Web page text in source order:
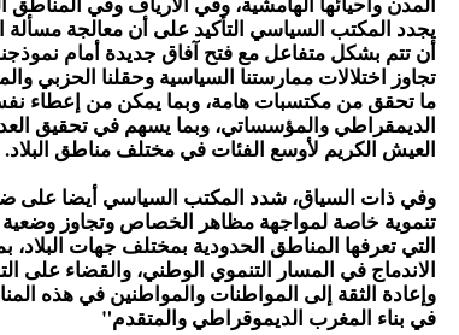
يجدد المكتب السياسي التأكيد على أن معالجة مسألة
أن تتم بشكل متفاعل مع فتح آفاق جديدة أمام
تجاوز اختلالات ممارستنا السياسية وحقلنا الحزبي
ما تحقق من مكتسبات هامة، وبما يمكن من إعطاء
الديمقراطي والمؤسساتي، وبما يسهم في تحقيق
العيش الكريم لأوسع الفئات في مختلف مناطق البلاد.
وفي ذات السياق، شدد المكتب السياسي أيضا على
تنموية خاصة لمواجهة مظاهر الخصاص وتجاوز
التي تعرفها المناطق الحدودية بمختلف جهات البلاد،
الاندماج في المسار التنموي الوطني، والقضاء على
وإعادة الثقة إلى المواطنات والمواطنين في هذه
في بناء المغرب الديموقراطي والمتقدم"